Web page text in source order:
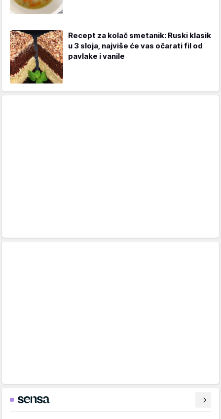
Recept za kolač smetanik: Ruski klasik
u 3 sloja, najviše će vas očarati fil od
pavlake i vanile